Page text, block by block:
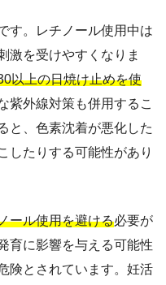
す。レチノール使用中は
激を受けやすくなりま
以上の日焼け止めを使
紫外線対策も併用するこ
と、色素沈着が悪化した
したりする可能性があり
ール使用を避ける必要が
育に影響を与える可能性
険とされています。妊活